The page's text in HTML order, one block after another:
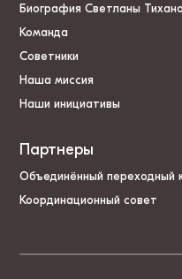
Биография Светланы
Команда
Советники
Наша миссия
Наши инициативы
Партнеры
Объединённый переходный
Координационный совет